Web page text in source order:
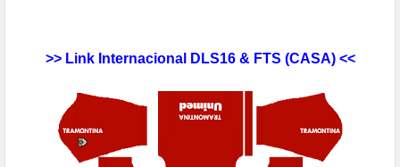
>> Link Internacional DLS16 & FTS (CASA) <<